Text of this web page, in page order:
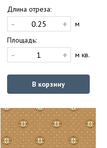
Длина отреза:
- +
м
Площадь:
- + м кв.
В корзину